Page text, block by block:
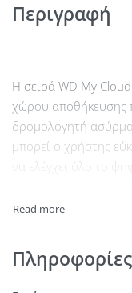
Περιγραφή
Η σειρά WD Μy
χώρου αποθήκευσης
δρομολογητή
μπορεί ο χρήστης
να ελέγχει όλο το
τη δυνατότητα
υπολογιστή.
Πληροφορίες